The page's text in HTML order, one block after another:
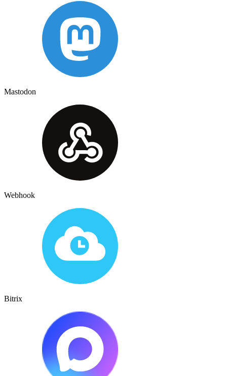
Mastodon
Webhook
Bitrix